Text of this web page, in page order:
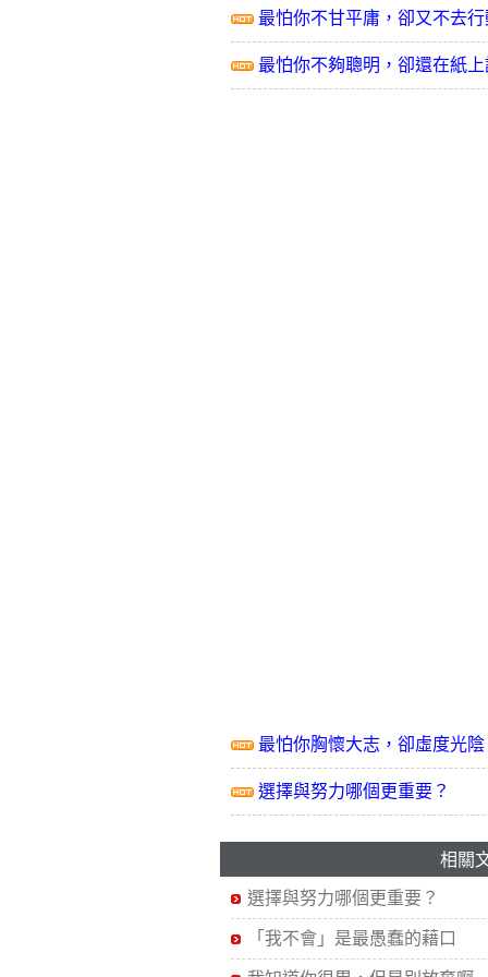
最怕你不甘平庸，卻又不去行
最怕你不夠聰明，卻還在紙上
最怕你胸懷大志，卻虛度光陰
選擇與努力哪個更重要？
相關
選擇與努力哪個更重要？
「我不會」是最愚蠢的藉口